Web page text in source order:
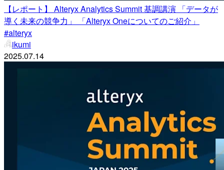
【レポート】 Alteryx Analytics Summit 基調講演 「データが
導く未来の競争力」 「Alteryx Oneについてのご紹介」
#alteryx
ikumi
2025.07.14